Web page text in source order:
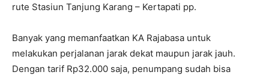
rute Stasiun Tanjung Karang – Kertapati pp.
Banyak yang memanfaatkan KA Rajabasa untuk
melakukan perjalanan jarak dekat maupun jarak jauh.
Dengan tarif Rp32.000 saja, penumpang sudah bisa